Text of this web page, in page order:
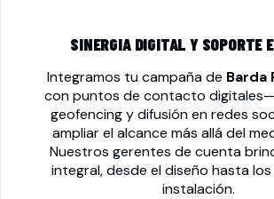
SINERGIA DIGITAL Y SOPORTE
Integramos tu campaña de Barda
con puntos de contacto
geofencing y difusión en redes
ampliar el alcance más allá del
Nuestros gerentes de cuenta
integral, desde el diseño hasta
instalación.